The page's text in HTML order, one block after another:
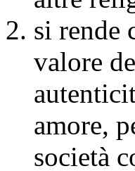
si rende
valore
amore,
società